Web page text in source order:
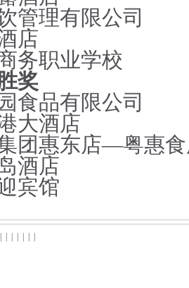
管理有限公司
店
务职业学校
奖
食品有限公司
大酒店
团惠东店—粤惠
酒店
宾馆